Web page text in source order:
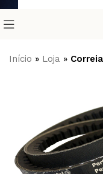
Início » Loja »